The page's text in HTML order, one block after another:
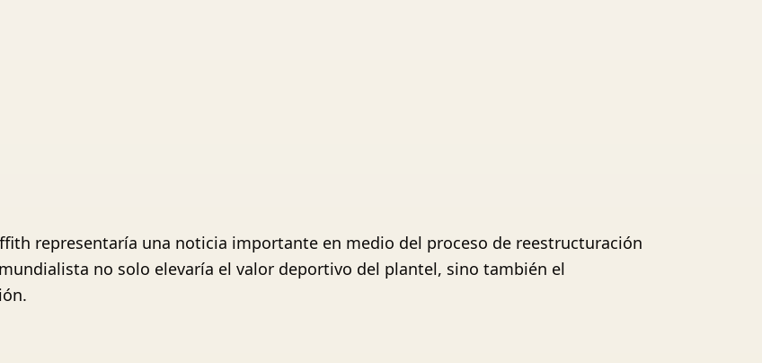
representaría una noticia importante en medio del proceso de reestructuración
no solo elevaría el valor deportivo del plantel, sino también el